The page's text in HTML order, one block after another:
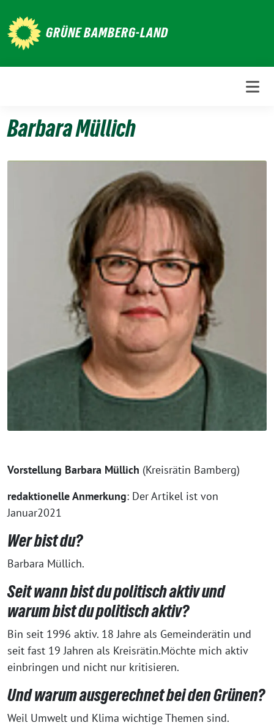
zum
Inhalt
GRÜNE BAMBERG-LAND
Barbara Müllich
Vorstellung Barbara Müllich (Kreisrätin Bamberg)
redaktionelle Anmerkung: Der Artikel ist von
Januar2021
Wer bist du?
Barbara Müllich.
Seit wann bist du politisch aktiv und
warum bist du politisch aktiv?
Bin seit 1996 aktiv. 18 Jahre als Gemeinderätin und
seit fast 19 Jahren als Kreisrätin.Möchte mich aktiv
einbringen und nicht nur kritisieren.
Und warum ausgerechnet bei den Grünen?
Weil Umwelt und Klima wichtige Themen sind.